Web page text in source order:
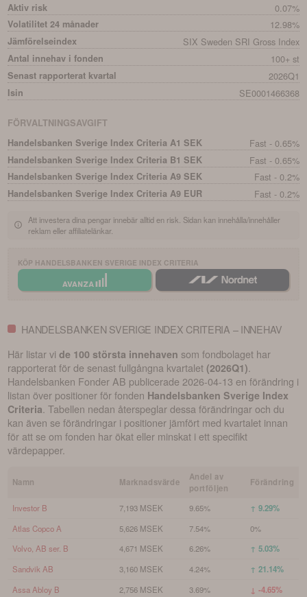
Aktiv risk 0.07%
Volatilitet 24 månader 12.98%
Jämförelseindex SIX Sweden SRI Gross Index
Antal innehav i fonden 100+ st
Senast rapporterat kvartal 2026Q1
Isin SE0001466368
FÖRVALTNINGSAVGIFT
Handelsbanken Sverige Index Criteria A1 SEK
Fast - 0.65%
Handelsbanken Sverige Index Criteria B1 SEK Fast - 0.65%
Handelsbanken Sverige Index Criteria A9 SEK Fast - 0.2%
Handelsbanken Sverige Index Criteria A9 EUR Fast - 0.2%
Att investera dina pengar innebär alltid en risk. Sidan kan innehålla/innehåller
reklam eller affiliatelänkar.
KÖP HANDELSBANKEN SVERIGE INDEX CRITERIA
HANDELSBANKEN SVERIGE INDEX CRITERIA – INNEHAV
Här listar vide 100 största innehaven som fondbolaget har
rapporterat för de senast fullgångna kvartalet (2026Q1)
Handelsbanken Fonder AB publicerade 2026-04-13 en förändring i
listan över positioner för fonden Handelsbanken Sverige Index
Criteria . Tabellen nedan återspeglar dessa förändringar och du
kan även se förändringar i positioner jämfört med kvartalet innan
för att se om fonden har ökat eller minskat i ett specifikt
värdepapper.
Namn Marknadsvärde
Andel av
portföljen
Förändring
Investor B 7,193 MSEK 9.65% ↑ 9.29%
Atlas Copco A 5,626 MSEK 7.54%
0%
Volvo, AB ser. B
4,671 MSEK 6.26% ↑ 5.03%
Sandvik AB 3,160 MSEK 4.24% ↑ 21.14%
Assa Abloy B 2,756 MSEK 3.69% ↓ -4.65%